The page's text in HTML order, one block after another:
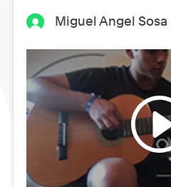
Miguel Angel Sosa